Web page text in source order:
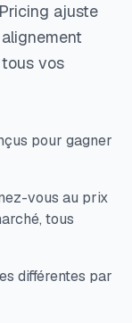
ajuste
vos
pour gagner
vous au prix
tous
différentes par